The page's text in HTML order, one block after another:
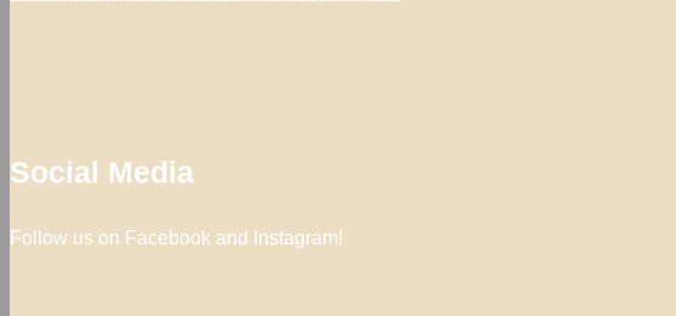
Social Media
Follow us on Facebook and Instagram!